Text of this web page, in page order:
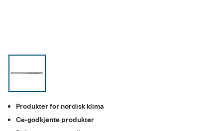
Produkter for nordisk klima
Ce-godkjente produkter